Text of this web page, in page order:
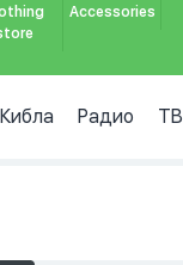
Accessories
Кибла Радио ТВ